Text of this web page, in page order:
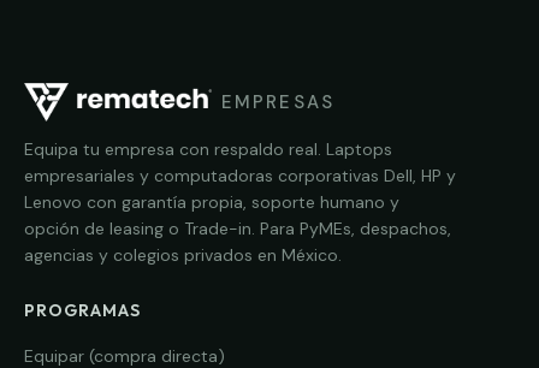
EMPRESAS
Equipa tu empresa con respaldo real. Laptops
empresariales y computadoras corporativas Dell, HP y
Lenovo con garantía propia, soporte humano y
opción de leasing o Trade-in. Para PyMEs, despachos,
agencias y colegios privados en México.
PROGRAMAS
Equipar (compra directa)